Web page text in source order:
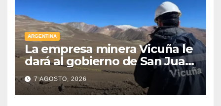
ARGENTINA
La empresa minera Vicuña le
dará al gobierno de San Juan
U$D 250 millones cómo un
aporte extraordinario y no
reembolsable
7 AGOSTO, 2026